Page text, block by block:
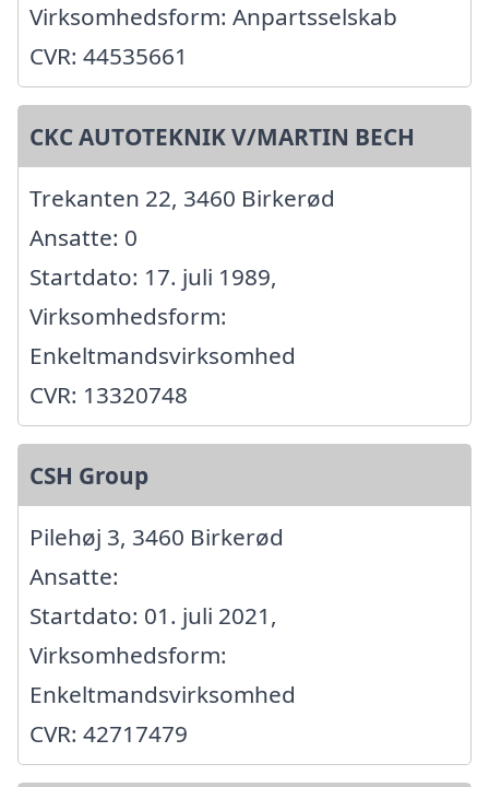
Virksomhedsform: Anpartsselskab
CVR: 44535661
CKC AUTOTEKNIK V/MARTIN BECH
Trekanten 22, 3460 Birkerød
Ansatte: 0
Startdato: 17. juli 1989,
Virksomhedsform:
Enkeltmandsvirksomhed
CVR: 13320748
CSH Group
Pilehøj 3, 3460 Birkerød
Ansatte:
Startdato: 01. juli 2021,
Virksomhedsform:
Enkeltmandsvirksomhed
CVR: 42717479